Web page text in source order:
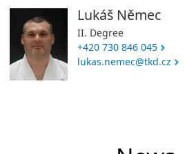
Lukáš Němec
II. Degree
+420 730 846 045
lukas.nemec@tkd.cz